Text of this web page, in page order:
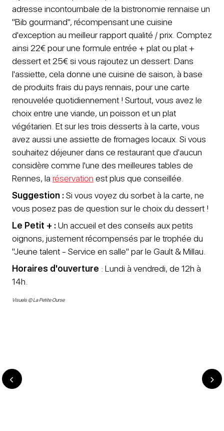
adresse incontournbale de la bistronomie rennaise un
"Bib gourmand", récompensant une cuisine
d'exception au meilleur rapport qualité / prix. Comptez
ainsi 22€ pour une formule entrée + plat ou plat +
dessert et 25€ si vous rajoutez un dessert. Dans
l'assiette, cela donne une cuisine de saison, à base
de produits frais du pays rennais, pour une carte
renouvelée quotidiennement ! Surtout, vous avez le
choix entre une viande, un poisson et un plat
végétarien. Et sur les trois desserts à la carte, vous
avez aussi une assiette de fromages locaux. Si vous
souhaitez déjeuner dans ce restaurant que d'aucun
considère comme l'une des meilleures tables de
Rennes, la réservation est plus que conseillée.
Suggestion :Si vous voyez du sorbet à la carte, ne
vous posez pas de question sur le choix du dessert !
Le Petit + :Un accueil et des conseils aux petits
oignons, justement récompensés par le trophée du
"Jeune talent - Service en salle" par le Gault & Millau.
Horaires d'ouverture : Lundi à vendredi, de 12h à
14h.
Visuels © La Petite Ourse